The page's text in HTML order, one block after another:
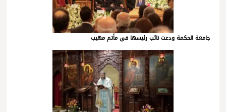
جامعة الحكمة ودعت نائب رئيسها في مأتم مهيب